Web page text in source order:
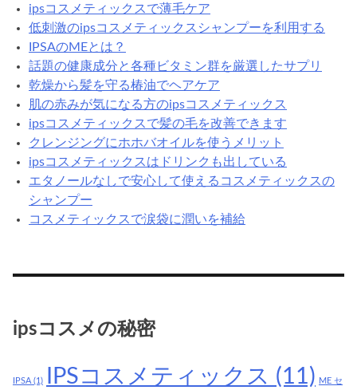
ipsコスメティックスで薄毛ケア
低刺激のipsコスメティックスシャンプーを利用する
IPSAのMEとは？
話題の健康成分と各種ビタミン群を厳選したサプリ
乾燥から髪を守る椿油でヘアケア
肌の赤みが気になる方のipsコスメティックス
ipsコスメティックスで髪の毛を改善できます
クレンジングにホホバオイルを使うメリット
ipsコスメティックスはドリンクも出している
エタノールなしで安心して使えるコスメティックスの
シャンプー
コスメティックスで涙袋に潤いを補給
ipsコスメの秘密
IPSA (1) IPSコスメティックス (11) ME セ